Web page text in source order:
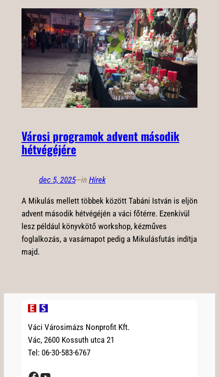
Városi programok advent második
hétvégéjére
dec 5, 2025—in Hírek
A Mikulás mellett többek között Tabáni István is eljön
advent második hétvégéjén a váci főtérre. Ezenkívül
lesz például könyvkötő workshop, kézműves
foglalkozás, a vasárnapot pedig a Mikulásfutás indítja
majd.
Váci Városimázs Nonprofit Kft.
Vác, 2600 Kossuth utca 21
Tel: 06-30-583-6767